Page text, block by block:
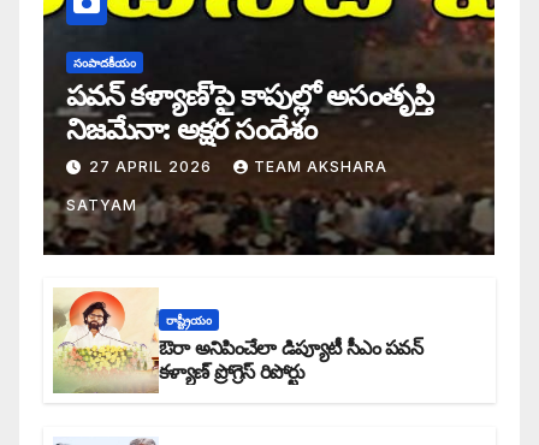
సంపాదకీయం
పవన్ కళ్యాణ్’పై కాపుల్లో అసంతృప్తి
నిజమేనా: అక్షర సందేశం
27 APRIL 2026 TEAM AKSHARA
SATYAM
రాష్ట్రీయం
ఔరా అనిపించేలా డిప్యూటీ సీఎం పవన్
కళ్యాణ్ ప్రోగ్రెస్ రిపోర్టు